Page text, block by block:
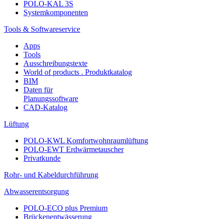
POLO-KAL 3S
Systemkomponenten
Tools & Softwareservice
Apps
Tools
Ausschreibungstexte
World of products . Produktkatalog
BIM
Daten für
Planungssoftware
CAD-Katalog
Lüftung
POLO-KWL Komfortwohnraumlüftung
POLO-EWT Erdwärmetauscher
Privatkunde
Rohr- und Kabeldurchführung
Abwasserentsorgung
POLO-ECO plus Premium
Brückenentwässerung